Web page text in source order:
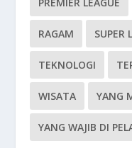
RAGAM SUPER
TEKNOLOGI
WISATA YANG
YANG WAJIB DI